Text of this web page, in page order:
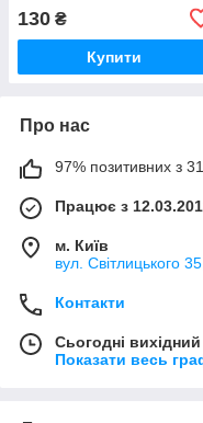
130 ₴
Купити
Про нас
97% позитивних з
Працює з
м. Київ
вул. Світлицького
Контакти
Сьогодні вихідний
Показати весь